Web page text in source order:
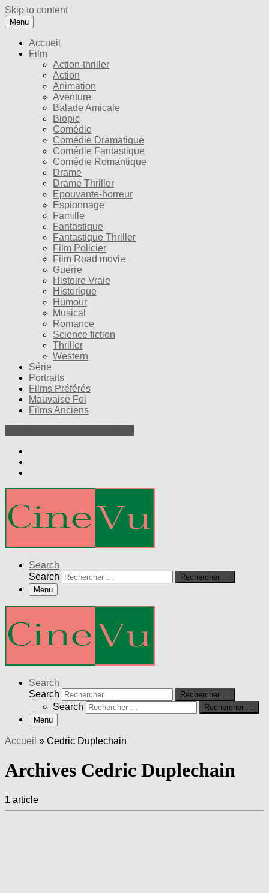
Skip to content
Menu
Accueil
Film
Action-thriller
Action
Animation
Aventure
Balade Amicale
Biopic
Comédie
Comédie Dramatique
Comédie Fantastique
Comédie Romantique
Drame
Drame Thriller
Epouvante-horreur
Espionnage
Famille
Fantastique
Fantastique Thriller
Film Policier
Film Road movie
Guerre
Histoire Vraie
Historique
Humour
Musical
Romance
Science fiction
Thriller
Western
Série
Portraits
Films Préférés
Mauvaise Foi
Films Anciens
Search
Search
Rechercher …
Menu
Search
Search
Rechercher …
Search
Rechercher …
Menu
Accueil » Cedric Duplechain
Archives Cedric Duplechain
1 article